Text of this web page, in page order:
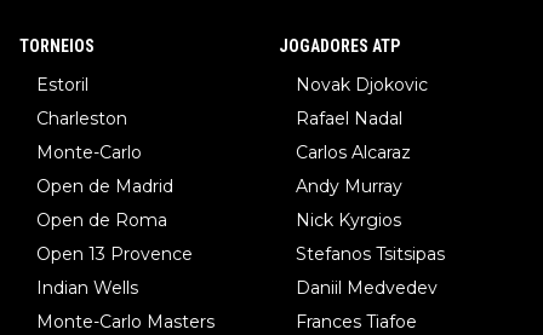
TORNEIOS
Estoril
Charleston
Monte-Carlo
Open de Madrid
Open de Roma
Open 13 Provence
Indian Wells
Monte-Carlo Masters
JOGADORES ATP
Novak Djokovic
Rafael Nadal
Carlos Alcaraz
Andy Murray
Nick Kyrgios
Stefanos Tsitsipas
Daniil Medvedev
Frances Tiafoe